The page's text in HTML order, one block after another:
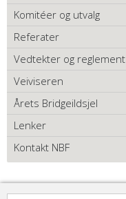
Komitéer og utvalg
Referater
Vedtekter og reglement
Veiviseren
Årets Bridgeildsjel
Lenker
Kontakt NBF